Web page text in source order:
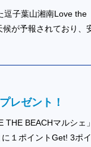
逗子葉山湘南Love the
が予報されており、
レゼント！
THE BEACHマルシェ
１ポイントGet! 3ポ